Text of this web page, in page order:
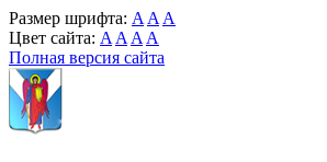
Размер шрифта: A A A
Цвет сайта: A A A A
Полная версия сайта